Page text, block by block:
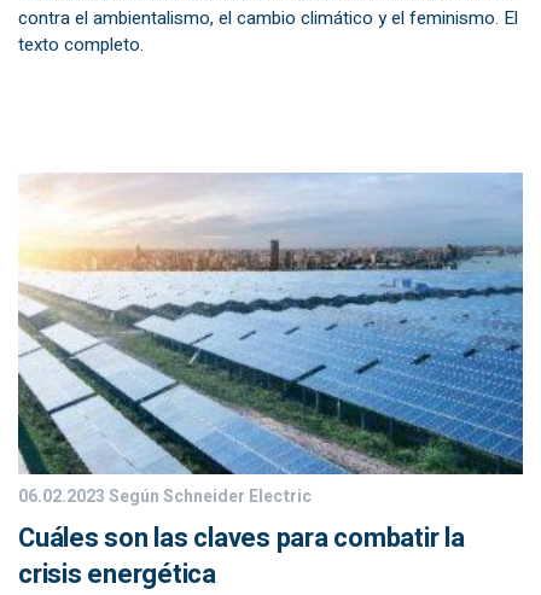
contra el ambientalismo, el cambio climático y el feminismo. El
texto completo.
06.02.2023Según Schneider Electric
Cuáles son las claves para combatir la
crisis energética